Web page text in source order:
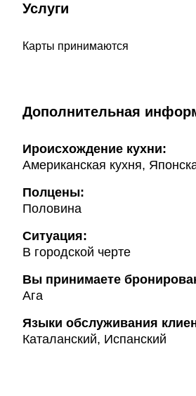
Услуги
Карты принимаются
Дополнительная
Ироисхождение кухни:
Американская кухня,
Полцены:
Половина
Ситуация:
В городской черте
Вы принимаете
Ага
Языки обслуживания
Каталанский, Испанский